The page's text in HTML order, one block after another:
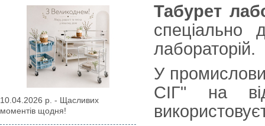
10.04.2026 р. - Щасливих
моментів щодня!
Табурет
спеціально
лабораторій.
У
СІГ" на